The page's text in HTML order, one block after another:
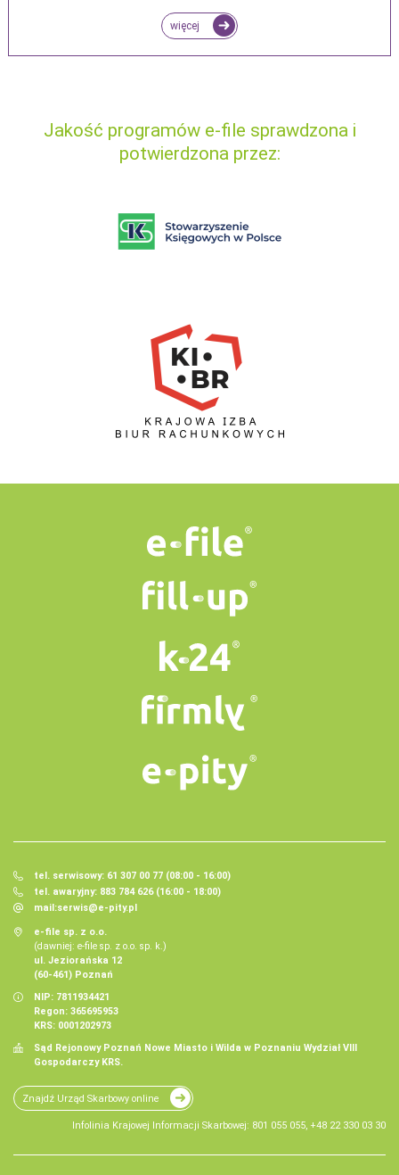
więcej
Jakość programów e-file sprawdzona i
potwierdzona przez:
tel. serwisowy: 61 307 00 77 (08:00 - 16:00)
tel. awaryjny: 883 784 626 (16:00 - 18:00)
mail:serwis@e-pity.pl
e-file sp. z o.o.
(dawniej: e-file sp. z o.o. sp. k.)
ul. Jeziorańska 12
(60-461) Poznań
NIP: 7811934421
Regon: 365695953
KRS: 0001202973
Sąd Rejonowy Poznań Nowe Miasto i Wilda w Poznaniu Wydział VIII
Gospodarczy KRS.
Znajdź Urząd Skarbowy online
Infolinia Krajowej Informacji Skarbowej: 801 055 055, +48 22 330 03 30